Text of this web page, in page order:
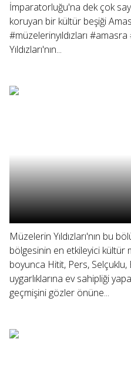
İmparatorluğu'na dek çok
koruyan bir kültür beşiği
#müzelerinyıldızları
Yıldızları'nın...
Müzelerin Yıldızları'nın bu
bölgesinin en etkileyici kültür
boyunca Hitit, Pers, Selçuklu,
uygarlıklarına ev sahipliği
geçmişini gözler önüne...